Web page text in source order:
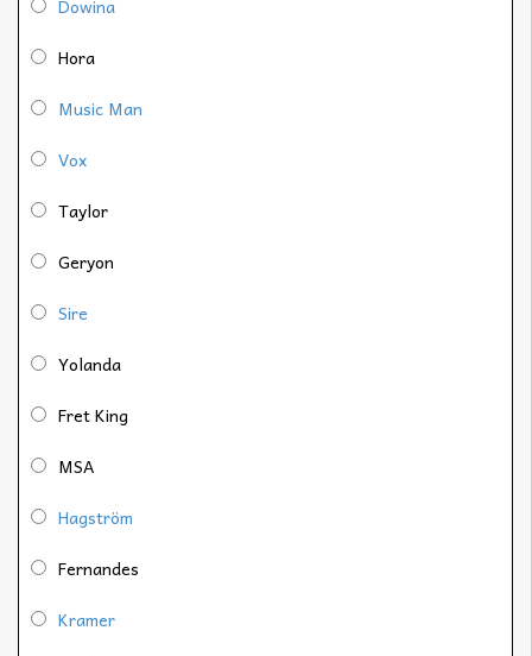
Dowina
Hora
Music Man
Vox
Taylor
Geryon
Sire
Yolanda
Fret King
MSA
Hagström
Fernandes
Kramer